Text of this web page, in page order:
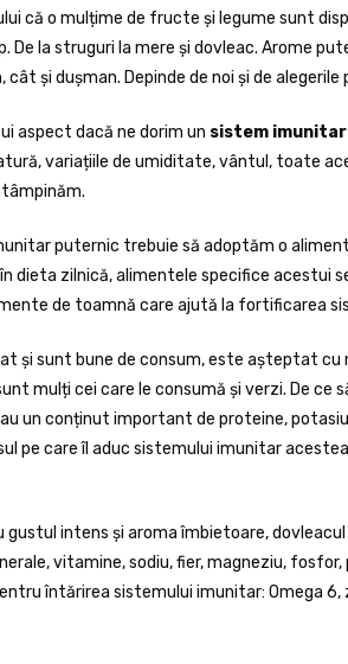
că o mulțime de fructe și legume sunt
la struguri la mere și dovleac. Arome
și dușman. Depinde de noi și de alegerile
aspect dacă ne dorim un sistem
variațiile de umiditate, vântul, toate
puternic trebuie să adoptăm o
dieta zilnică, alimentele specifice acestui
de toamnă care ajută la fortificarea
și sunt bune de consum, este așteptat cu
mulți cei care le consumă și verzi. De ce
un conținut important de proteine,
pe care îl aduc sistemului imunitar
intens și aroma îmbietoare, dovleacul
vitamine, sodiu, fier, magneziu, fosfor,
întărirea sistemului imunitar: Omega